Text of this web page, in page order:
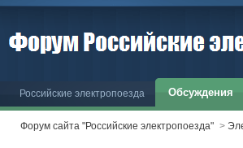
Российские электропоезда Обсуждения
Форум сайта "Российские электропоезда" >